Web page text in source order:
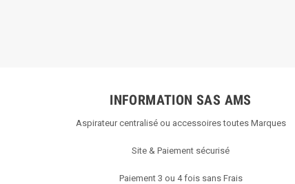
INFORMATION SAS AMS
Aspirateur centralisé ou accessoires toutes Marques
Site & Paiement sécurisé
Paiement 3 ou 4 fois sans Frais